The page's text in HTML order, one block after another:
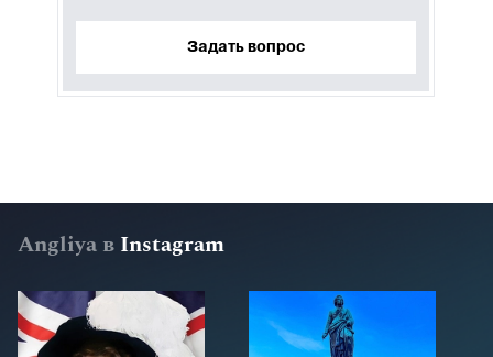
Задать вопрос
Angliya в Instagram